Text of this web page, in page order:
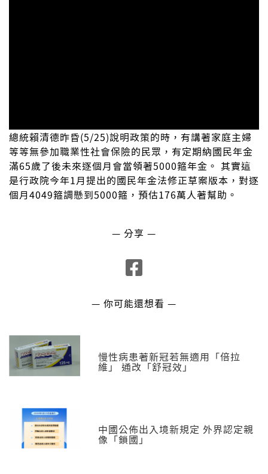
總統賴清德昨昏(5/25)說明政策的時，有講著家庭主婦
等等無參加職業性社會保險的民眾，有定期納國民年金
滿65歲了後未來逐個月會當領著5000箍年金。 其實這
是行政院今年1月提出的國民年金法修正草案版本，對逐
個月4049箍調懸到5000箍，預估176萬人著幫助。
— 分享 —
— 你可能還想看 —
慢性病患著新冠若無適用「倍拉
維」 通改「舒冠效」
中國公佈出入境新規定 外界認定親
像「鎖國」